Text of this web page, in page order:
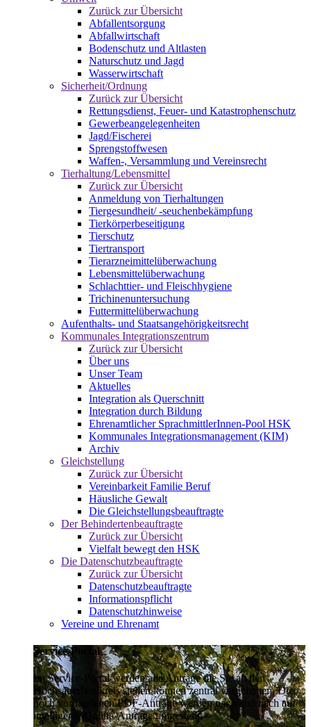
Zurück zur Übersicht
Abfallentsorgung
Abfallwirtschaft
Bodenschutz und Altlasten
Naturschutz und Jagd
Wasserwirtschaft
Sicherheit/Ordnung
Zurück zur Übersicht
Rettungsdienst, Feuer- und Katastrophenschutz
Gewerbeangelegenheiten
Jagd/Fischerei
Sprengstoffwesen
Waffen-, Versammlung und Vereinsrecht
Tierhaltung/Lebensmittel
Zurück zur Übersicht
Anmeldung von Tierhaltungen
Tiergesundheit/ -seuchenbekämpfung
Tierkörperbeseitigung
Tierschutz
Tiertransport
Tierarzneimittelüberwachung
Lebensmittelüberwachung
Schlachttier- und Fleischhygiene
Trichinenuntersuchung
Futtermittelüberwachung
Aufenthalts- und Staatsangehörigkeitsrecht
Kommunales Integrationszentrum
Zurück zur Übersicht
Über uns
Unser Team
Aktuelles
Integration als Querschnitt
Integration durch Bildung
Ehrenamtlicher SprachmittlerInnen-Pool HSK
Kommunales Integrationsmanagement (KIM)
Archiv
Gleichstellung
Zurück zur Übersicht
Vereinbarkeit Familie Beruf
Häusliche Gewalt
Die Gleichstellungsbeauftragte
Der Behindertenbeauftragte
Zurück zur Übersicht
Vielfalt bewegt den HSK
Die Datenschutzbeauftragte
Zurück zur Übersicht
Datenschutzbeauftragte
Informationspflicht
Datenschutzhinweise
Vereine und Ehrenamt
Service-Portal
Im Service-Portal werden alle Anträge die Sie an den
Hochsauerlandkreis stellen können zentral vorgehalten. Die
noch vorhandenen PDF-Anträge werden nach und nach auf
intelligente Online-Anträge umgestellt.